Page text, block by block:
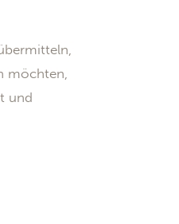
möchten,
und